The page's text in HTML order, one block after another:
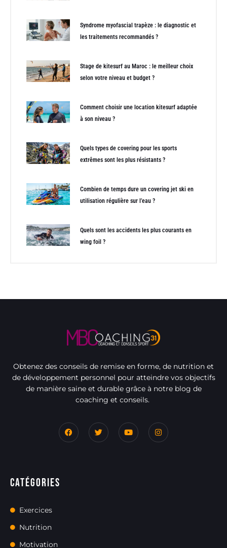
Syndrome myofascial trapèze : le diagnostic et
les traitements recommandés ?
Stage de kitesurf au Maroc : le meilleur choix
selon votre niveau et budget ?
Comment choisir une location kitesurf adaptée
à son niveau ?
Quels types de covering pour les sports
extrêmes sont les plus résistants ?
Combien de temps dure un covering jet ski en
utilisation régulière sur l’eau ?
Quels sont les accidents les plus courants en
wing foil ?
Obtenez des conseils de remise en forme, de nutrition et
de développement personnel pour atteindre vos objectifs
de manière saine et durable grâce à notre blog de
coaching et conseils.
Catégories
Exercices
Nutrition
Motivation